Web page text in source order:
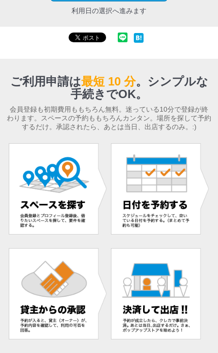
利用日の選択へ進みます
ご利用申請は最短 10 分。 シンプルな
手続きでOK。
会員登録も初期費用ももちろん無料。迷っている10分で登録が終
わります。スペースの予約ももちろんカンタン。場所を探して予約
するだけ。承認されたら、あとは当日、出店するのみ。:)